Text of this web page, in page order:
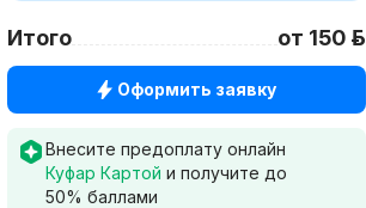
Итого от 150 р.
Оформить заявку
Внесите предоплату онлайн
Куфар Картой и получите до
50% баллами